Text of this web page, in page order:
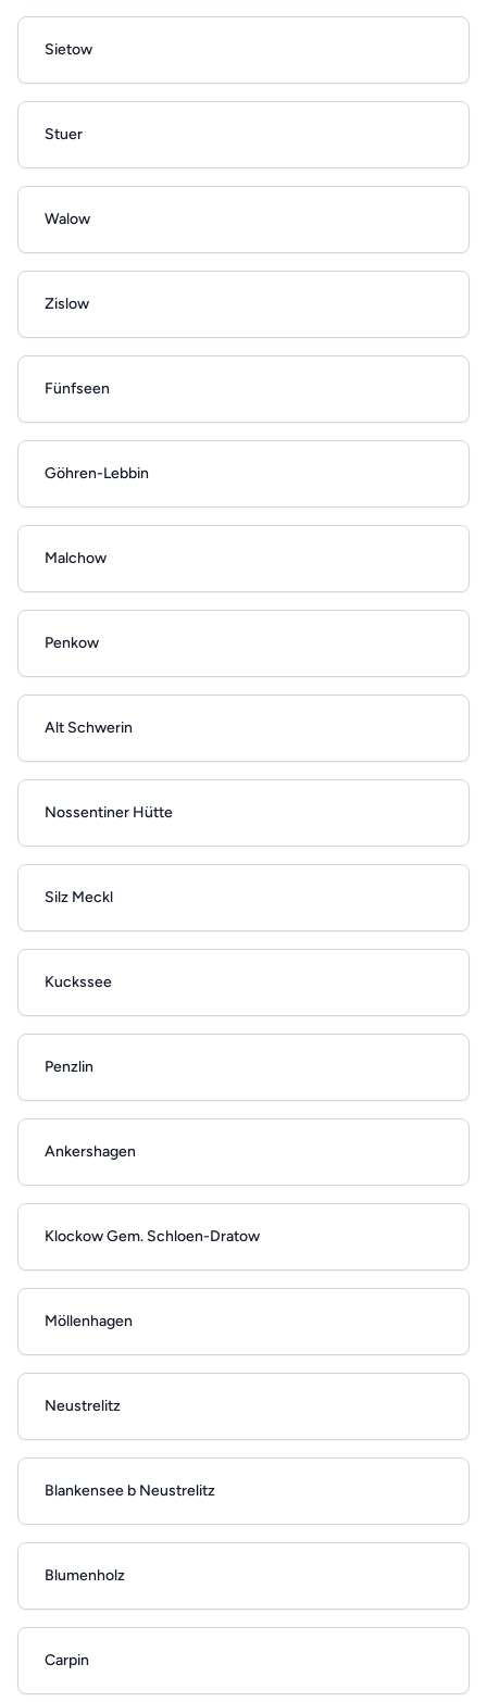
Sietow
Stuer
Walow
Zislow
Fünfseen
Göhren-Lebbin
Malchow
Penkow
Alt Schwerin
Nossentiner Hütte
Silz Meckl
Kuckssee
Penzlin
Ankershagen
Klockow Gem. Schloen-Dratow
Möllenhagen
Neustrelitz
Blankensee b Neustrelitz
Blumenholz
Carpin